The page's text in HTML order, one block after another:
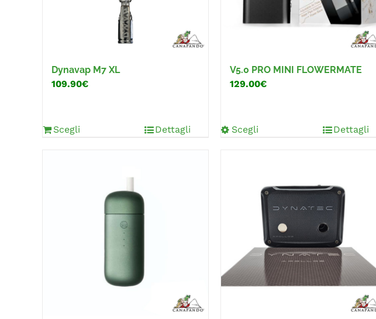
Dynavap M7 XL
109.90€
Scegli Dettagli
V5.0 PRO MINI FLOWERMATE
129.00€
Scegli Dettagli